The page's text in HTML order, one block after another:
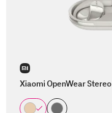
Xiaomi OpenWear Stereo